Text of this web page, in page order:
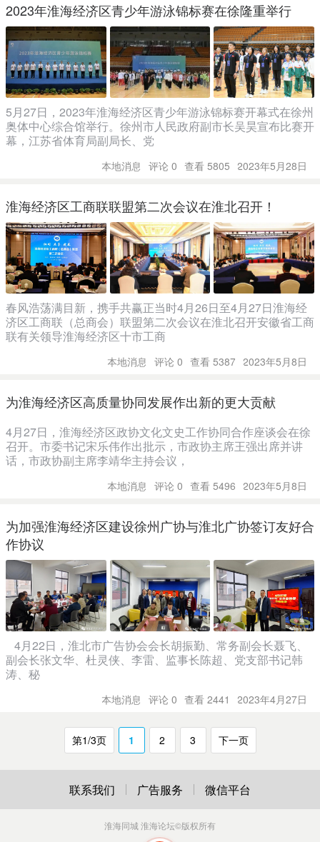
2023年淮海经济区青少年游泳锦标赛在徐隆重举行
5月27日，2023年淮海经济区青少年游泳锦标赛开幕式在徐州
奥体中心综合馆举行。徐州市人民政府副市长吴昊宣布比赛开
幕，江苏省体育局副局长、党
本地消息 评论 0 查看 5805 2023年5月28日
淮海经济区工商联联盟第二次会议在淮北召开！
春风浩荡满目新，携手共赢正当时4月26日至4月27日淮海经
济区工商联（总商会）联盟第二次会议在淮北召开安徽省工商
联有关领导淮海经济区十市工商
本地消息 评论 0 查看 5387 2023年5月8日
为淮海经济区高质量协同发展作出新的更大贡献
4月27日，淮海经济区政协文化文史工作协同合作座谈会在徐
召开。市委书记宋乐伟作出批示，市政协主席王强出席并讲
话，市政协副主席李靖华主持会议，
本地消息 评论 0 查看 5496 2023年5月8日
为加强淮海经济区建设徐州广协与淮北广协签订友好合
作协议
4月22日，淮北市广告协会会长胡振勤、常务副会长聂飞、
副会长张文华、杜灵侠、李雷、监事长陈超、党支部书记韩
涛、秘
本地消息 评论 0 查看 2441 2023年4月27日
第1/3页 1 2 3 下一页
联系我们 广告服务 微信平台
淮海同城 淮海论坛©版权所有